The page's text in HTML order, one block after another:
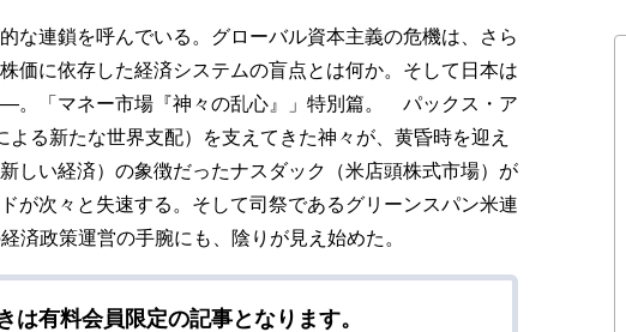
な連鎖を呼んでいる。グローバル資本主義の危機は、さら
価に依存した経済システムの盲点とは何か。そして日本は
。「マネー市場『神々の乱心』」特別篇。 パックス・ア
よる新たな世界支配）を支えてきた神々が、黄昏時を迎え
しい経済）の象徴だったナスダック（米店頭株式市場）が
が次々と失速する。そして司祭であるグリーンスパン米連
済政策運営の手腕にも、陰りが見え始めた。
は有料会員限定の記事となります。